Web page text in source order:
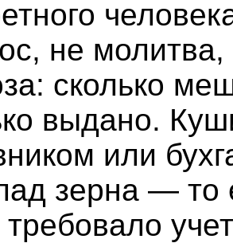
не молитва,
сколько
выдано.
или
зерна — то
требовало